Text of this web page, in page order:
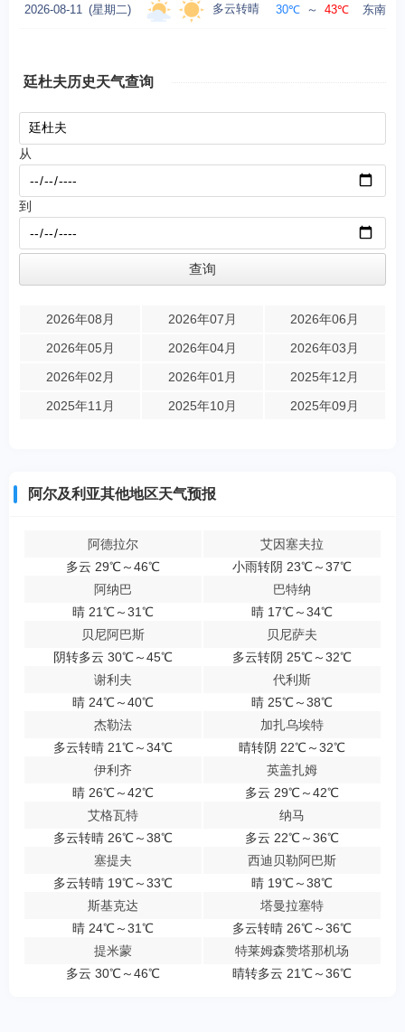
2026-08-11 (星期二) 多云转晴 30℃ ～ 43℃ 东南风
廷杜夫历史天气查询
从
到
2026年08月 2026年07月
2026年06月
2026年05月
2026年04月
2026年03月
2026年02月
2026年01月
2025年12月
2025年11月
2025年10月 2025年09月
阿尔及利亚其他地区天气预报
阿德拉尔
多云 29℃～46℃
艾因塞夫拉
小雨转阴 23℃～37℃
阿纳巴
晴 21℃～31℃
巴特纳
晴 17℃～34℃
贝尼阿巴斯
阴转多云 30℃～45℃
贝尼萨夫
多云转阴 25℃～32℃
谢利夫
晴 24℃～40℃
代利斯
晴 25℃～38℃
杰勒法
多云转晴 21℃～34℃
加扎乌埃特
晴转阴 22℃～32℃
伊利齐
晴 26℃～42℃
英盖扎姆
多云 29℃～42℃
艾格瓦特
多云转晴 26℃～38℃
纳马
多云 22℃～36℃
塞提夫
多云转晴 19℃～33℃
西迪贝勒阿巴斯
晴 19℃～38℃
斯基克达
晴 24℃～31℃
塔曼拉塞特
多云转晴 26℃～36℃
提米蒙
多云 30℃～46℃
特莱姆森赞塔那机场
晴转多云 21℃～36℃